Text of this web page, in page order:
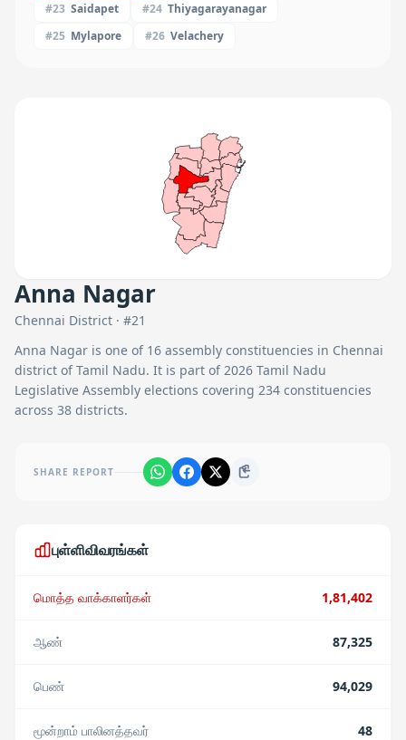
#23 Saidapet #24 Thiyagarayanagar
#25 Mylapore #26 Velachery
Anna Nagar
Chennai District · #21
Anna Nagar is one of 16 assembly constituencies in Chennai
district of Tamil Nadu. It is part of 2026 Tamil Nadu
Legislative Assembly elections covering 234 constituencies
across 38 districts.
SHARE REPORT
புள்ளிவிவரங்கள்
மொத்த வாக்காளர்கள் 1,81,402
ஆண் 87,325
பெண் 94,029
மூன்றாம் பாலினத்தவர் 48